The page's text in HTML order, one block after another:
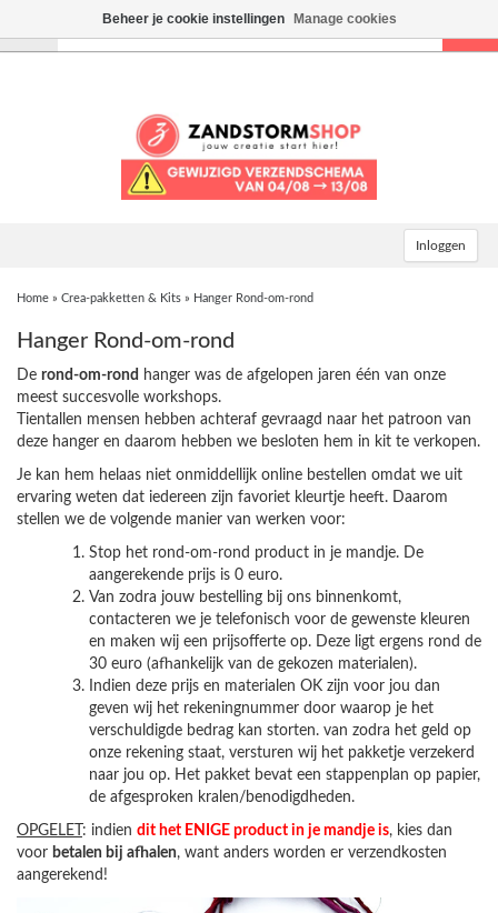
Inloggen
Home » Crea-pakketten & Kits » Hanger Rond-om-rond
Hanger Rond-om-rond
De rond-om-rond hanger was de afgelopen jaren één van onze
meest succesvolle workshops.
Tientallen mensen hebben achteraf gevraagd naar het patroon van
deze hanger en daarom hebben we besloten hem in kit te verkopen.
Je kan hem helaas niet onmiddellijk online bestellen omdat we uit
ervaring weten dat iedereen zijn favoriet kleurtje heeft. Daarom
stellen we de volgende manier van werken voor:
Stop het rond-om-rond product in je mandje. De
aangerekende prijs is 0 euro.
Van zodra jouw bestelling bij ons binnenkomt,
contacteren we je telefonisch voor de gewenste kleuren
en maken wij een prijsofferte op. Deze ligt ergens rond de
30 euro (afhankelijk van de gekozen materialen).
Indien deze prijs en materialen OK zijn voor jou dan
geven wij het rekeningnummer door waarop je het
verschuldigde bedrag kan storten. van zodra het geld op
onze rekening staat, versturen wij het pakketje verzekerd
naar jou op. Het pakket bevat een stappenplan op papier,
de afgesproken kralen/benodigdheden.
OPGELET : indien dit het ENIGE product in je mandje is, kies dan
voor betalen bij afhalen, want anders worden er verzendkosten
aangerekend!
Beheer je cookie instellingen Manage cookies